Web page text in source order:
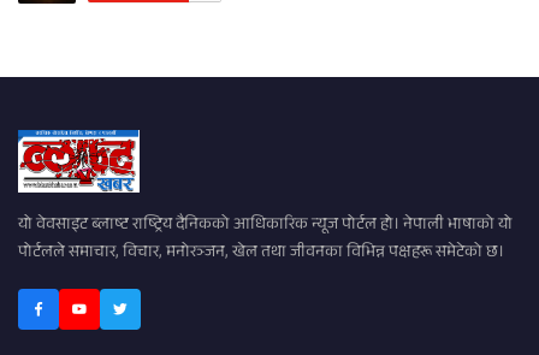
यो वेवसाइट ब्लाष्ट राष्ट्रिय दैनिकको आधिकारिक न्यूज पोर्टल हो। नेपाली भाषाको यो
पोर्टलले समाचार, विचार, मनोरञ्जन, खेल तथा जीवनका विभिन्न पक्षहरू समेटेको छ।